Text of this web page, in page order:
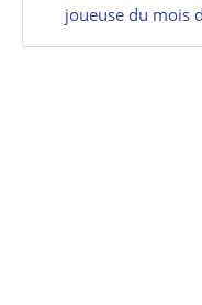
joueuse du mois